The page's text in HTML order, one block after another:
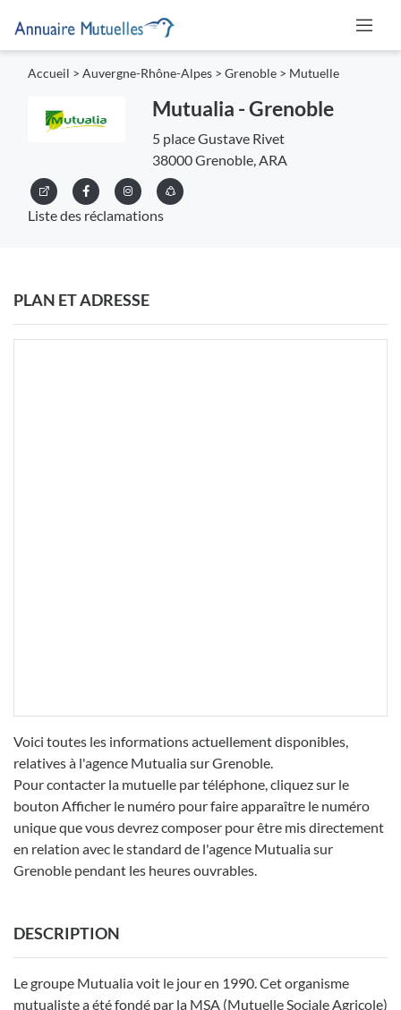
Accueil > Auvergne-Rhône-Alpes > Grenoble > Mutuelle
Mutualia - Grenoble
5 place Gustave Rivet
38000 Grenoble, ARA
Liste des réclamations
PLAN ET ADRESSE
Voici toutes les informations actuellement disponibles,
relatives à l'agence Mutualia sur Grenoble.
Pour contacter la mutuelle par téléphone, cliquez sur le
bouton Afficher le numéro pour faire apparaître le numéro
unique que vous devrez composer pour être mis directement
en relation avec le standard de l'agence Mutualia sur
Grenoble pendant les heures ouvrables.
DESCRIPTION
Le groupe Mutualia voit le jour en 1990. Cet organisme
mutualiste a été fondé par la MSA (Mutuelle Sociale Agricole)